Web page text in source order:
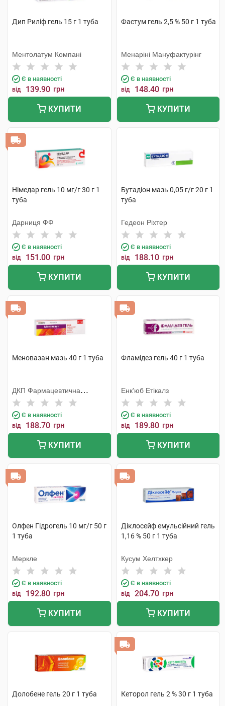
Дип Риліф гель 15 г 1 туба
Ментолатум Компані
Є в наявності
від 139.90 грн
КУПИТИ
Фастум гель 2,5 % 50 г 1 туба
Менаріні Мануфактурінг
Є в наявності
від 148.40 грн
КУПИТИ
Німедар гель 10 мг/г 30 г 1
туба
Дарниця ФФ
Є в наявності
від 151.00 грн
КУПИТИ
Бутадіон мазь 0,05 г/г 20 г 1
туба
Гедеон Ріхтер
Є в наявності
від 188.10 грн
КУПИТИ
Меновазан мазь 40 г 1 туба
ДКП Фармацевтична
фабрика
Є в наявності
від 188.70 грн
КУПИТИ
Фламідез гель 40 г 1 туба
Енк'юб Етікалз
Є в наявності
від 189.80 грн
КУПИТИ
Олфен Гідрогель 10 мг/г 50 г
1 туба
Меркле
Є в наявності
від 192.80 грн
КУПИТИ
Діклосейф емульсійний гель
1,16 % 50 г 1 туба
Кусум Хелтхкер
Є в наявності
від 204.70 грн
КУПИТИ
Долобене гель 20 г 1 туба Кеторол гель 2 % 30 г 1 туба